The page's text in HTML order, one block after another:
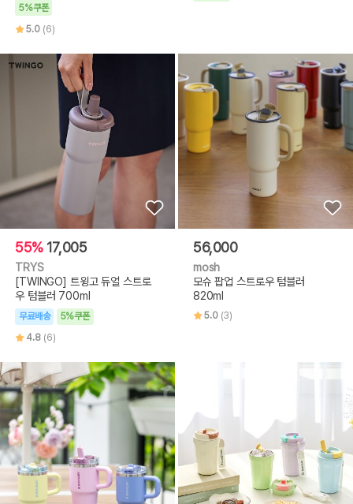
5%쿠폰
5.0 (6)
55% 17,005
TRYS
[TWINGO] 트윙고 듀얼 스트로
우 텀블러 700ml
무료배송
5%쿠폰
4.8 (6)
56,000
mosh
모슈 팝업 스트로우 텀블러
820ml
5.0 (3)